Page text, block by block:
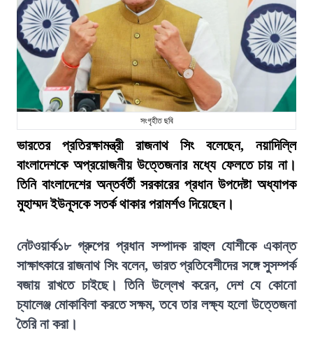
সংগৃহীত ছবি
ভারতের প্রতিরক্ষামন্ত্রী রাজনাথ সিং বলেছেন, নয়াদিল্লি
বাংলাদেশকে অপ্রয়োজনীয় উত্তেজনার মধ্যে ফেলতে চায় না।
তিনি বাংলাদেশের অন্তর্বর্তী সরকারের প্রধান উপদেষ্টা অধ্যাপক
মুহাম্মদ ইউনূসকে সতর্ক থাকার পরামর্শও দিয়েছেন।
নেটওয়ার্ক১৮ গ্রুপের প্রধান সম্পাদক রাহুল যোশীকে একান্ত
সাক্ষাৎকারে রাজনাথ সিং বলেন, ভারত প্রতিবেশীদের সঙ্গে সুসম্পর্ক
বজায় রাখতে চাইছে। তিনি উল্লেখ করেন, দেশ যে কোনো
চ্যালেঞ্জ মোকাবিলা করতে সক্ষম, তবে তার লক্ষ্য হলো উত্তেজনা
তৈরি না করা।